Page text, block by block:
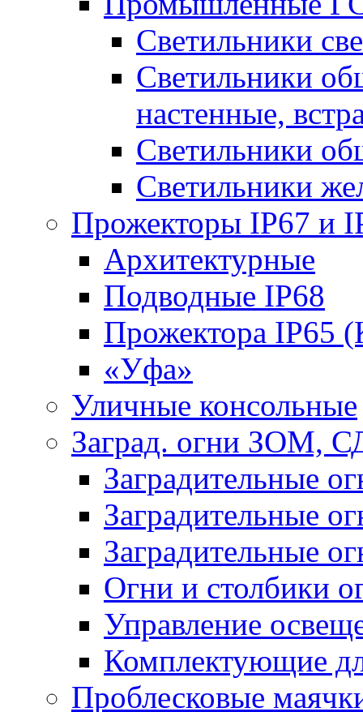
Светильники
Светильники
настенные,
Светильники
Светильники
Прожекторы IP67 и
Архитектурные
Подводные IP68
Прожектора IP65
«Уфа»
Уличные консольные
Заград. огни ЗОМ,
Заградительные
Заградительные
Заградительные
Огни и столбики
Управление
Комплектующие
Проблесковые